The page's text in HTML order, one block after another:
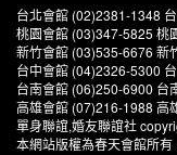
台北會館 (02)2381-1348
桃園會館 (03)347-5825 桃
新竹會館 (03)535-6676 新
台中會館 (04)2326-5300
台南會館 (06)250-6900 台
高雄會館 (07)216-1988 高
單身聯誼,婚友聯誼社
本網站版權為春天會館所